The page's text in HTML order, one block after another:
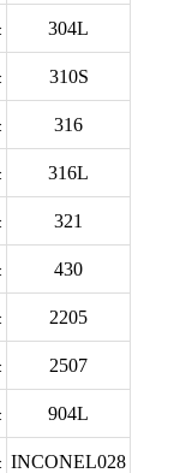
304L
310S
316
316L
321
430
2205
2507
904L
INCONEL028